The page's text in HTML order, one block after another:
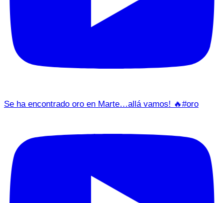
Se ha encontrado oro en Marte…allá vamos! 🔥#oro